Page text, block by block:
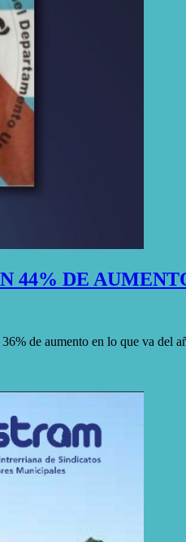
44% DE
de aumento en lo que va